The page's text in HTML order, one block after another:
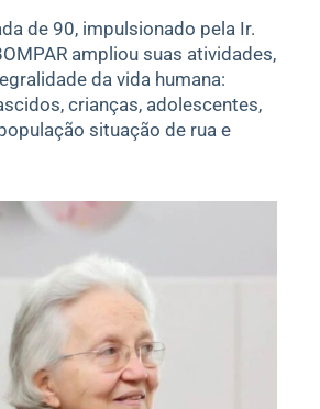
de 90, impulsionado pela Ir.
ampliou suas atividades,
da vida humana:
crianças, adolescentes,
situação de rua e